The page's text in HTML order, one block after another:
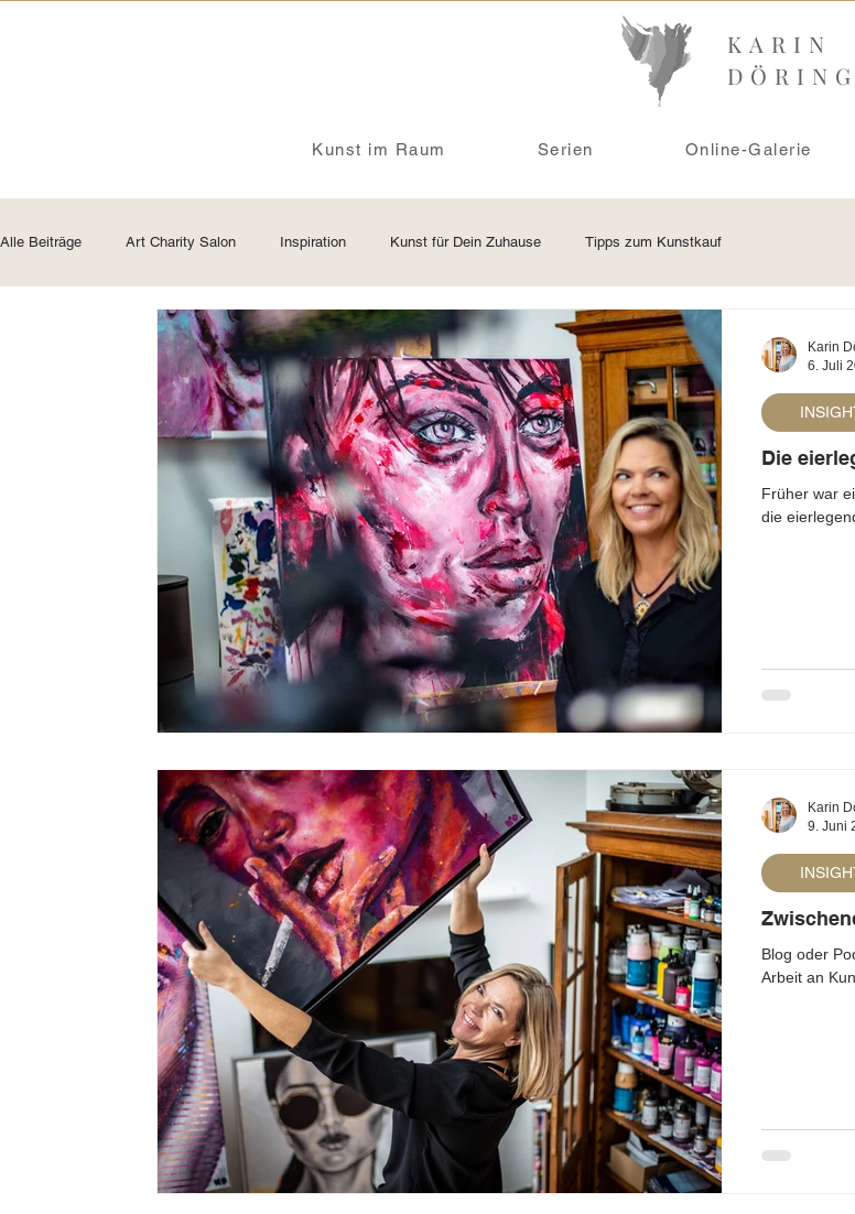
KARIN
DÖRING
Kunst im Raum Serien Online-Galerie
Alle Beiträge Art Charity Salon Inspiration Kunst für Dein Zuhause Tipps zum Kunstkauf
Preise von Originalkunstwerken Insights - ganz persönlich Ausstellung Raumbeispiele
Identität Kunst und Haltung
Die
Früher war
die
Karin
6. Juli
Blog oder
Arbeit an
Karin
9. Juni